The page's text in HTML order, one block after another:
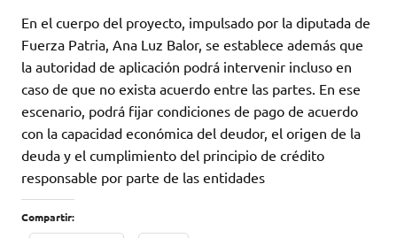
En el cuerpo del proyecto, impulsado por la diputada de
Fuerza Patria, Ana Luz Balor, se establece además que
la autoridad de aplicación podrá intervenir incluso en
caso de que no exista acuerdo entre las partes. En ese
escenario, podrá fijar condiciones de pago de acuerdo
con la capacidad económica del deudor, el origen de la
deuda y el cumplimiento del principio de crédito
responsable por parte de las entidades
Compartir: